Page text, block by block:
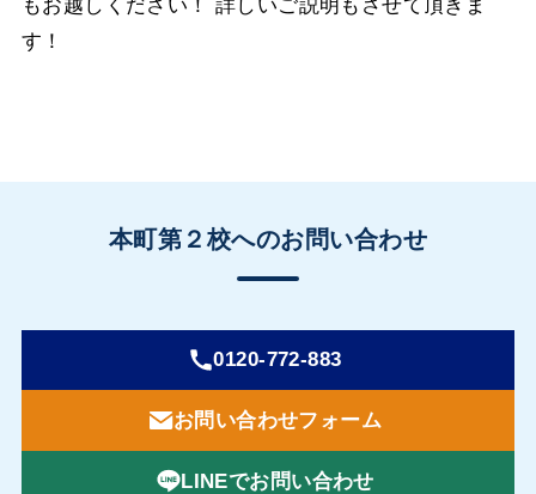
もお越しください！ 詳しいご説明もさせて頂きま
す！
本町第２校へのお問い合わせ
0120-772-883
お問い合わせフォーム
LINEでお問い合わせ